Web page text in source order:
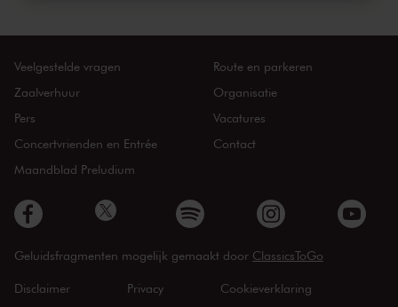
Veelgestelde vragen
Zaalverhuur
Pers
Concertvrienden en Entrée
Maandblad Preludium
Route en parkeren
Organisatie
Vacatures
Contact
Geluidsfragmenten mogelijk gemaakt door ClassicsToGo
Disclaimer Privacy Cookieverklaring